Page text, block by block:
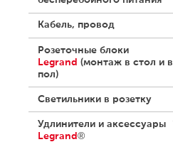
Кабель, провод
Розеточные блоки
Legrand (монтаж в стол и в
пол)
Светильники в розетку
Удлинители и аксессуары
Legrand®